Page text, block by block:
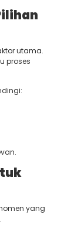
utama.
proses
yang